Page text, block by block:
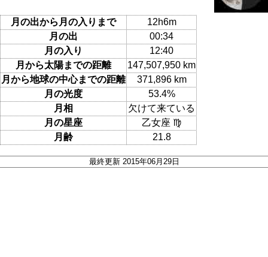
月の出から月の入りまで
12h6m
月の出
00:34
月の入り
12:40
月から太陽までの距離
147,507,950 km
月から地球の中心までの距離
371,896 km
月の光度
53.4%
月相
欠けて来ている
月の星座
乙女座 ♍
月齢
21.8
最終更新 2015年06月29日